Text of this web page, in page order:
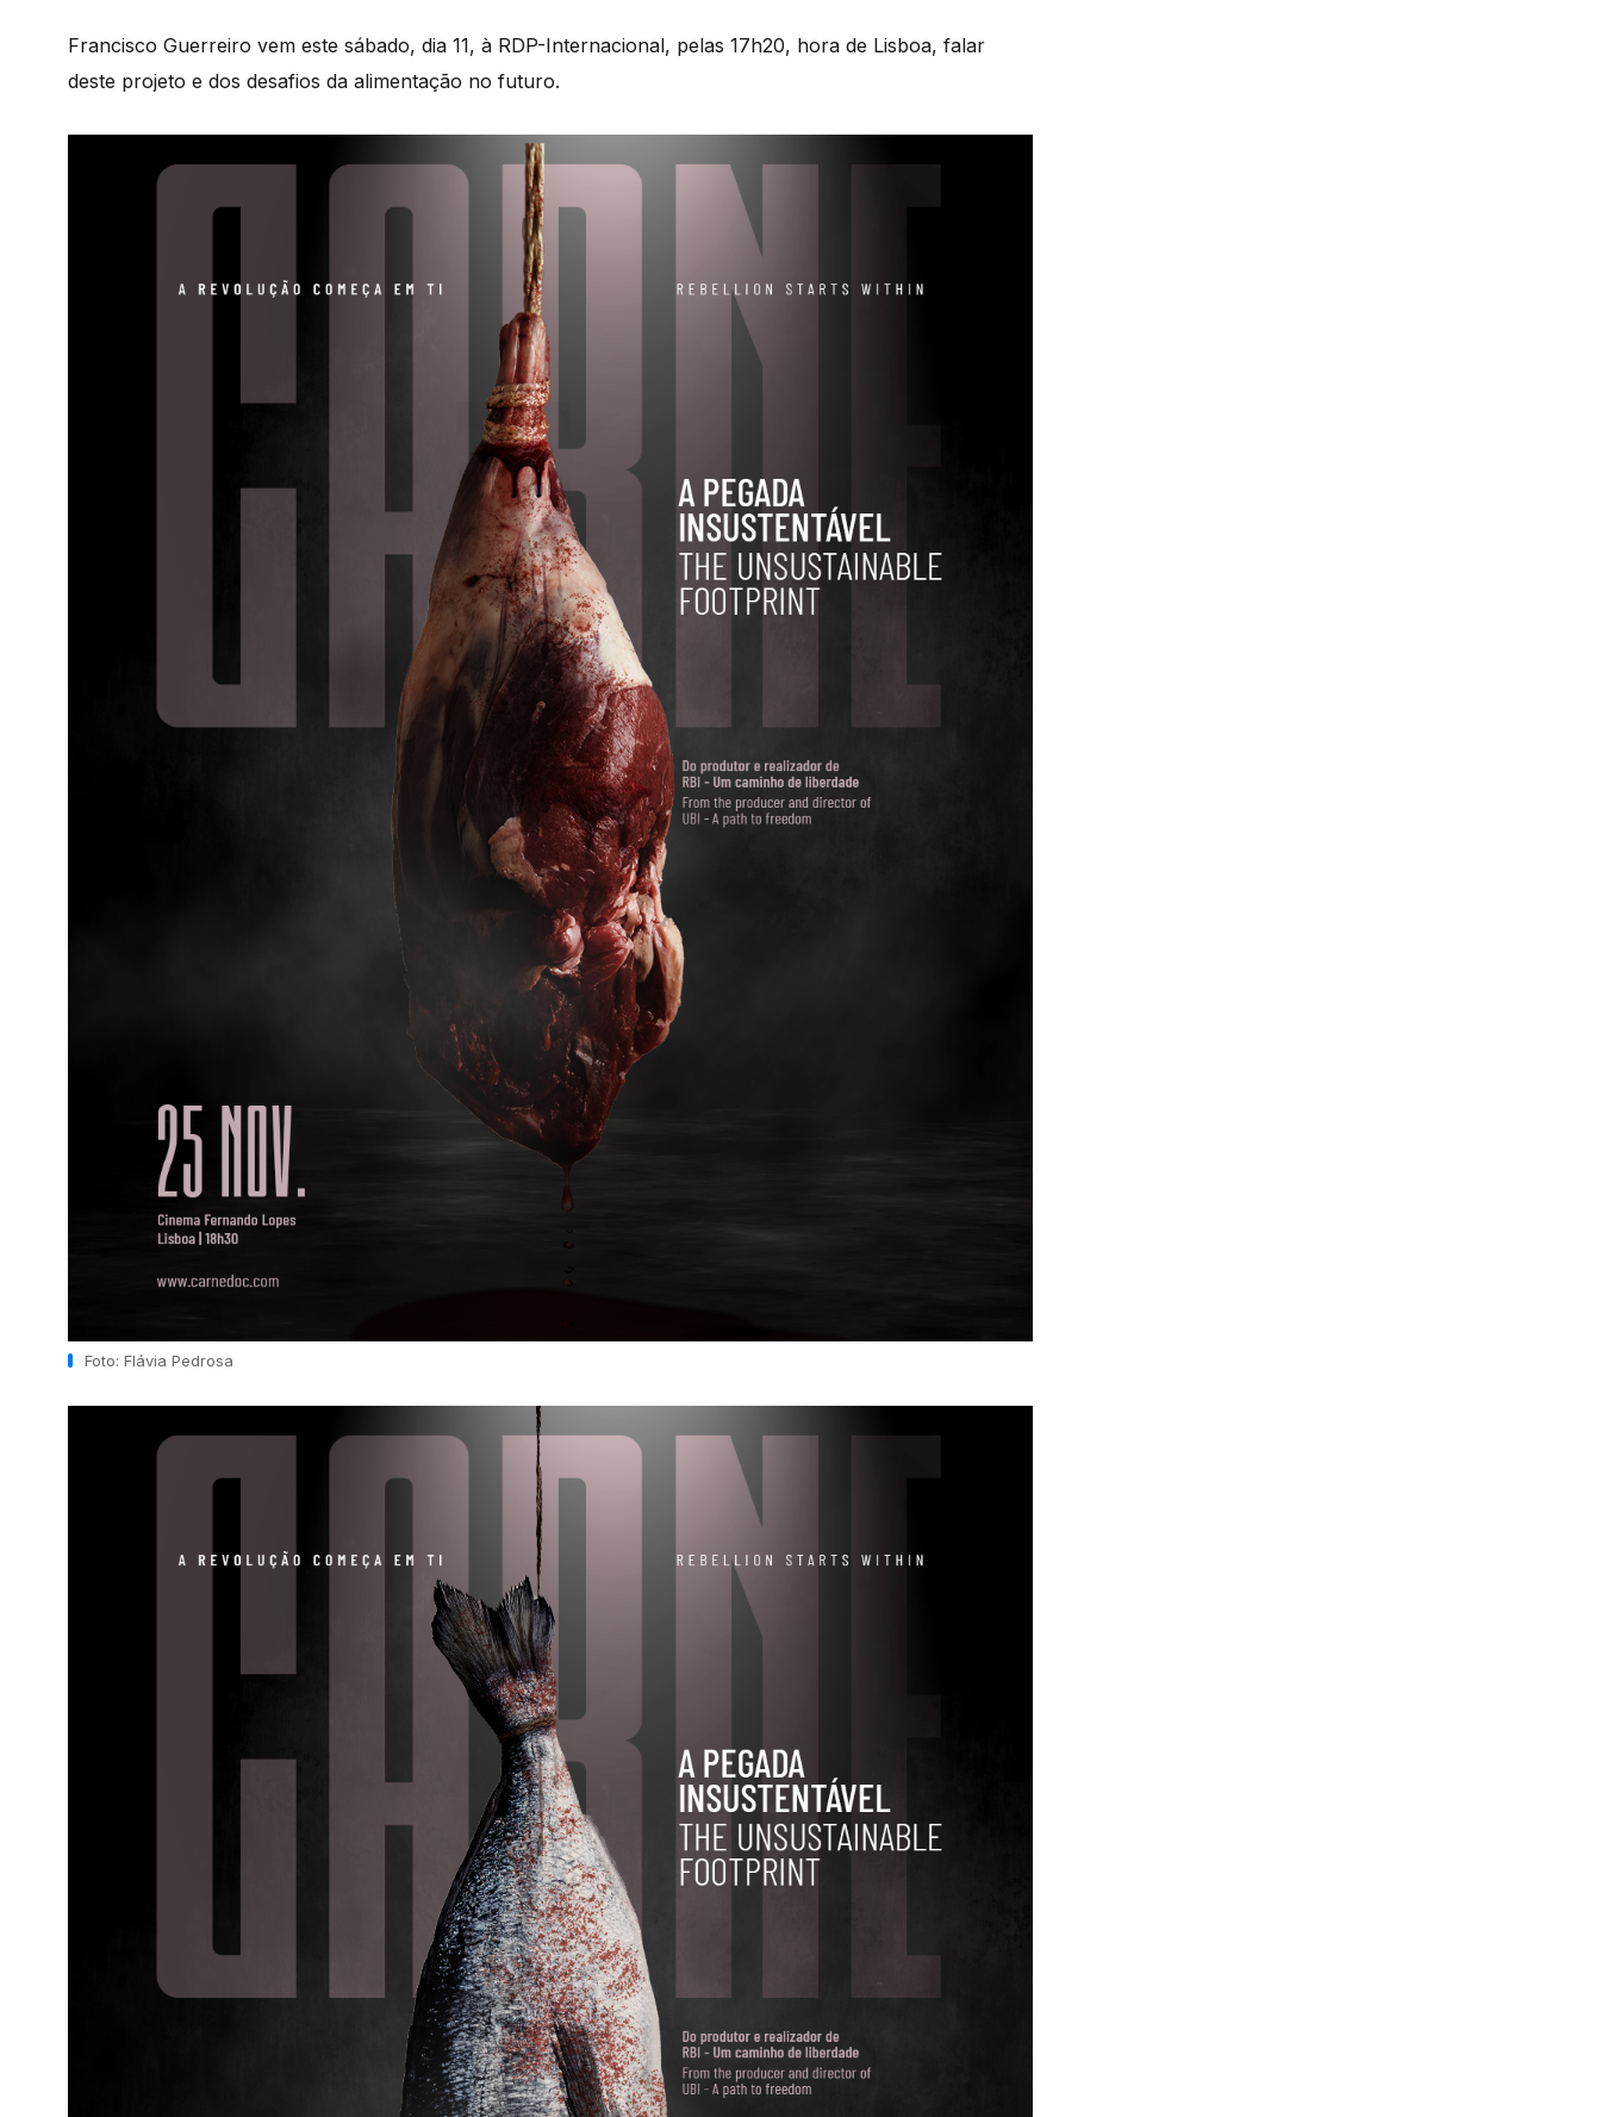
Francisco Guerreiro vem este sábado, dia 11, à RDP-Internacional, pelas 17h20, hora de Lisboa, falar
deste projeto e dos desafios da alimentação no futuro.
Foto: Flávia Pedrosa